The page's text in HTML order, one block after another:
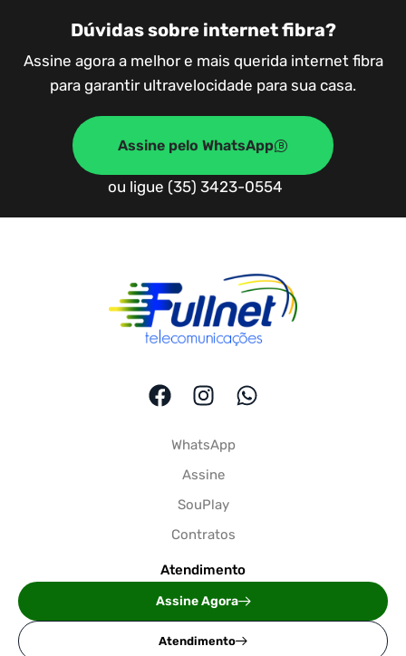
Dúvidas sobre internet fibra?
Assine agora a melhor e mais querida internet fibra
para garantir ultravelocidade para sua casa.
Assine pelo WhatsApp
ou ligue (35) 3423-0554
WhatsApp
Assine
SouPlay
Contratos
Atendimento
Assine Agora
Atendimento